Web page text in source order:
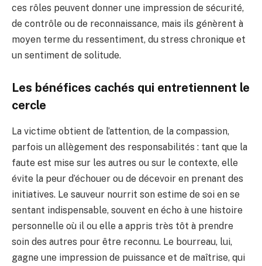
ces rôles peuvent donner une impression de sécurité,
de contrôle ou de reconnaissance, mais ils génèrent à
moyen terme du ressentiment, du stress chronique et
un sentiment de solitude.
Les bénéfices cachés qui entretiennent le
cercle
La victime obtient de l’attention, de la compassion,
parfois un allègement des responsabilités : tant que la
faute est mise sur les autres ou sur le contexte, elle
évite la peur d’échouer ou de décevoir en prenant des
initiatives. Le sauveur nourrit son estime de soi en se
sentant indispensable, souvent en écho à une histoire
personnelle où il ou elle a appris très tôt à prendre
soin des autres pour être reconnu. Le bourreau, lui,
gagne une impression de puissance et de maîtrise, qui